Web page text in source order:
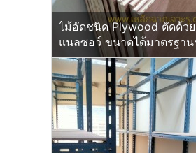
ไม้อัดชนิด Plywood ตัดด้วย
แนลซอว์ ขนาดได้มาตรฐาน